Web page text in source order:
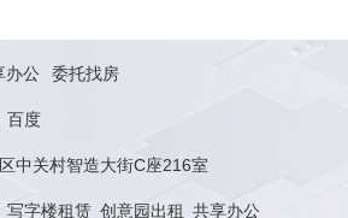
办公 委托找房
百度
中关村智造大街C座216室
写字楼租赁 创意园出租 共享办公